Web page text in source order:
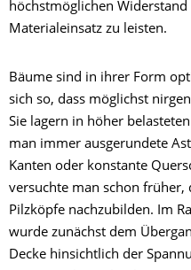
höchstmöglichen
Materialeinsatz zu leisten.
Bäume sind in ihrer Form
sich so, dass möglichst
Sie lagern in höher
man immer ausgerundete
Kanten oder konstante
versuchte man schon früher,
Pilzköpfe nachzubilden. Im
wurde zunächst dem
Decke hinsichtlich der